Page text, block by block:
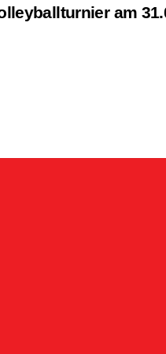
am